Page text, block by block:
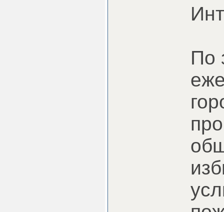
По